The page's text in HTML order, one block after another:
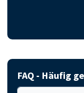
FAQ - Häufig